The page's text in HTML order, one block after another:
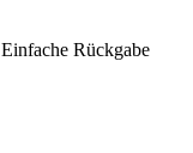
Einfache Rückgabe